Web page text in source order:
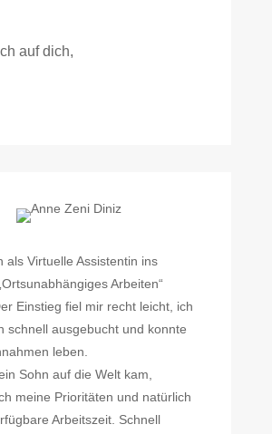
auf dich,
als Virtuelle Assistentin ins
Arbeiten“
Einstieg fiel mir recht leicht, ich
schnell ausgebucht und konnte
leben.
Sohn auf die Welt kam,
meine Prioritäten und natürlich
Arbeitszeit. Schnell